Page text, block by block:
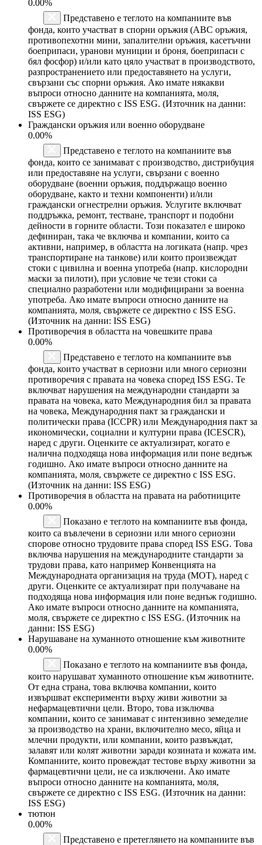
0.00%
Представено е теглото на компаниите във
фонда, които участват в спорни оръжия (ABC оръжия,
противопехотни мини, запалителни оръжия, касетъчни
боеприпаси, уранови муниции и броня, боеприпаси с
бял фосфор) и/или като цяло участват в производството,
разпространението или предоставянето на услуги,
свързани със спорни оръжия. Ако имате някакви
въпроси относно данните на компанията, моля,
свържете се директно с ISS ESG. (Източник на данни:
ISS ESG)
Граждански оръжия или военно оборудване
0.00%
Представено е теглото на компаниите във
фонда, които се занимават с производство, дистрибуция
или предоставяне на услуги, свързани с военно
оборудване (военни оръжия, поддържащо военно
оборудване, както и техни компоненти) и/или
граждански огнестрелни оръжия. Услугите включват
поддръжка, ремонт, тестване, транспорт и подобни
дейности в горните области. Този показател е широко
дефиниран, така че включва и компании, които са
активни, например, в областта на логиката (напр. чрез
транспортиране на танкове) или които произвеждат
стоки с цивилна и военна употреба (напр. кислородни
маски за пилоти), при условие че тези стоки са
специално разработени или модифицирани за военна
употреба. Ако имате въпроси относно данните на
компанията, моля, свържете се директно с ISS ESG.
(Източник на данни: ISS ESG)
Противоречия в областта на човешките права
0.00%
Представено е теглото на компаниите във
фонда, които участват в сериозни или много сериозни
противоречия с правата на човека според ISS ESG. Те
включват нарушения на международни стандарти за
правата на човека, като Международния бил за правата
на човека, Международния пакт за граждански и
политически права (ICCPR) или Международния пакт за
икономически, социални и културни права (ICESCR),
наред с други. Оценките се актуализират, когато е
налична подходяща нова информация или поне веднъж
годишно. Ако имате въпроси относно данните на
компанията, моля, свържете се директно с ISS ESG.
(Източник на данни: ISS ESG)
Противоречия в областта на правата на работниците
0.00%
Показано е теглото на компаниите във фонда,
които са въвлечени в сериозни или много сериозни
спорове относно трудовите права според ISS ESG. Това
включва нарушения на международните стандарти за
трудови права, като например Конвенцията на
Международната организация на труда (МОТ), наред с
други. Оценките се актуализират при получаване на
подходяща нова информация или поне веднъж годишно.
Ако имате въпроси относно данните на компанията,
моля, свържете се директно с ISS ESG. (Източник на
данни: ISS ESG)
Нарушаване на хуманното отношение към животните
0.00%
Показано е теглото на компаниите във фонда,
които нарушават хуманното отношение към животните.
От една страна, това включва компании, които
извършват експерименти върху живи животни за
нефармацевтични цели. Второ, това изключва
компании, които се занимават с интензивно земеделие
за производство на храни, включително месо, яйца и
млечни продукти, или компании, които развъждат,
залавят или колят животни заради козината и кожата им.
Компаниите, които провеждат тестове върху животни за
фармацевтични цели, не са изключени. Ако имате
въпроси относно данните на компанията, моля,
свържете се директно с ISS ESG. (Източник на данни:
ISS ESG)
тютюн
0.00%
Представено е претеглянето на компаниите във